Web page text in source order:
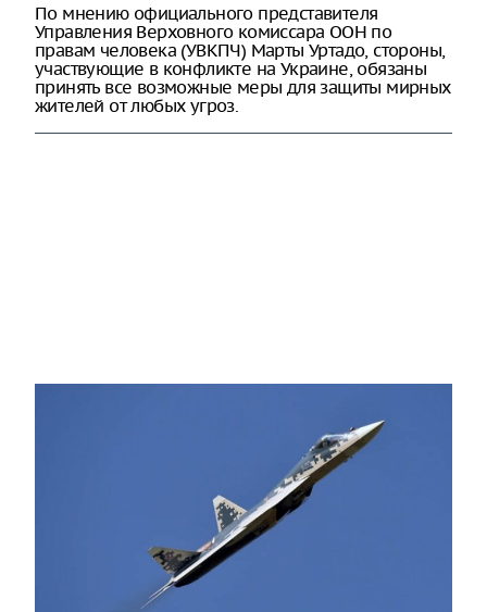
По мнению официального представителя
Управления Верховного комиссара ООН по
правам человека (УВКПЧ) Марты Уртадо, стороны,
участвующие в конфликте на Украине, обязаны
принять все возможные меры для защиты мирных
жителей от любых угроз.